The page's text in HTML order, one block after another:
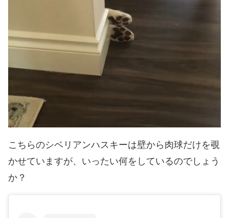
こちらのシベリアンハスキーは壁から肉球だけを覗
かせていますが、いったい何をしているのでしょう
か？